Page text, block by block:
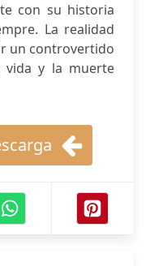
con su historia
La realidad
un controvertido
y la muerte